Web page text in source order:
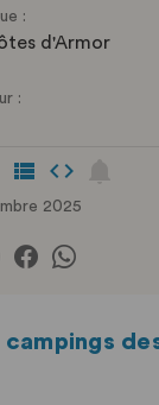
:
d'Armor
:
2025